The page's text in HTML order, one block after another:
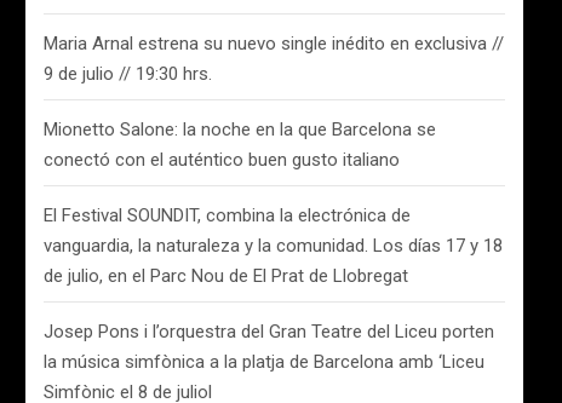
Maria Arnal estrena su nuevo single inédito en exclusiva //
9 de julio // 19:30 hrs.
Mionetto Salone: la noche en la que Barcelona se
conectó con el auténtico buen gusto italiano
El Festival SOUNDIT, combina la electrónica de
vanguardia, la naturaleza y la comunidad. Los días 17 y 18
de julio, en el Parc Nou de El Prat de Llobregat
Josep Pons i l’orquestra del Gran Teatre del Liceu porten
la música simfònica a la platja de Barcelona amb ‘Liceu
Simfònic el 8 de juliol